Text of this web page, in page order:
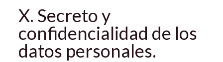
X. Secreto y
confidencialidad de los
datos personales.